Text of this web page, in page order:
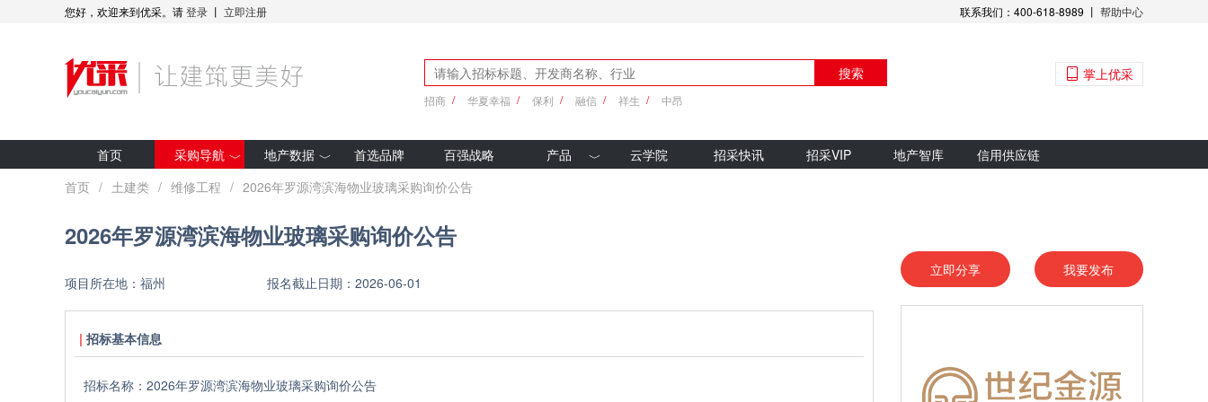
您好，欢迎来到优采。请登录 丨 立即注册 联系我们：400-618-8989 丨 帮助中心
搜索
招商 华夏幸福 保利 融信 祥生 中昂
掌上优采
首页
采购导航
最新招标
采购人动态
地产数据
房企拿地
全装修项目
首选品牌 百强战略
产品
云学院 招采快讯 招采VIP 地产智库
信用供应链
首页 / 土建类 / 维修工程 / 2026年罗源湾滨海物业玻璃采购询价公告
2026年罗源湾滨海物业玻璃采购询价公告
项目所在地： 福州 报名截止日期： 2026-06-01
招标基本信息
招标名称： 2026年罗源湾滨海物业玻璃采购询价公告
立即分享 我要发布